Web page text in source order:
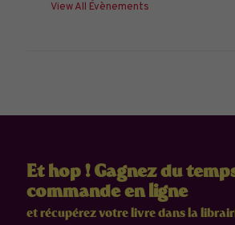
View All Évènements
Et hop ! Gagnez du
commande en ligne
et récupérez votre livre dans la